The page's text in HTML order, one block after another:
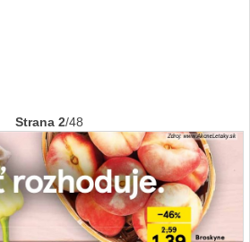
Strana 2/48